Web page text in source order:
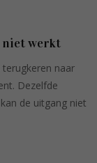
niet werkt
naar
Dezelfde
de uitgang niet